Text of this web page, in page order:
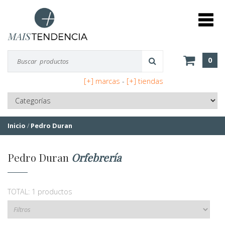
0
[+] marcas - [+] tiendas
Inicio / Pedro Duran
Pedro Duran Orfebrería
TOTAL: 1 productos